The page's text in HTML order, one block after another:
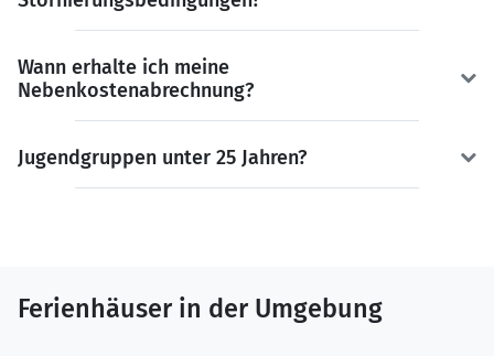
Wann erhalte ich meine
Nebenkostenabrechnung?
Jugendgruppen unter 25 Jahren?
Ferienhäuser in der Umgebung